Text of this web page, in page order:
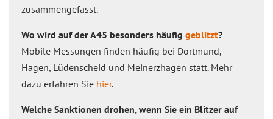
zusammengefasst.
Wo wird auf der A45 besonders häufig geblitzt?
Mobile Messungen finden häufig bei Dortmund,
Hagen, Lüdenscheid und Meinerzhagen statt. Mehr
dazu erfahren Sie hier.
Welche Sanktionen drohen, wenn Sie ein Blitzer auf